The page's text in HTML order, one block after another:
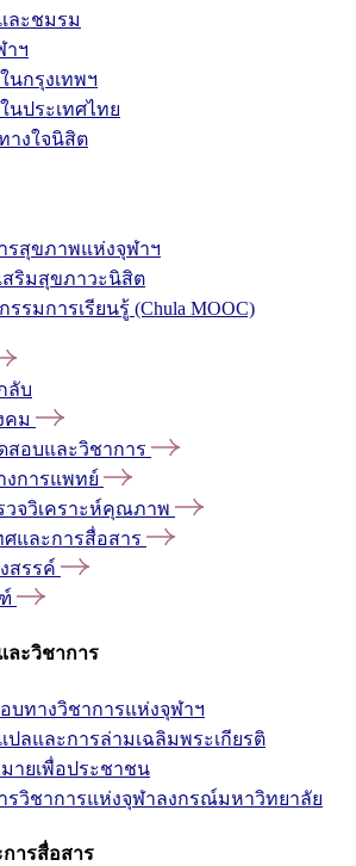
ละชมรม
าฯ
นกรุงเทพฯ
นประเทศไทย
างใจนิสิต
รสุขภาพแห่งจุฬาฯ
สริมสุขภาวะนิสิต
รมการเรียนรู้ (Chula MOOC)
ลับ
คม
สอบและวิชาการ
งการแพทย์
วจวิเคราะห์คุณภาพ
ศและการสื่อสาร
สรรค์
ละวิชาการ
บทางวิชาการแห่งจุฬาฯ
ปลและการล่ามเฉลิมพระเกียรติ
ายเพื่อประชาชน
รวิชาการแห่งจุฬาลงกรณ์มหาวิทยาลัย
ารสื่อสาร